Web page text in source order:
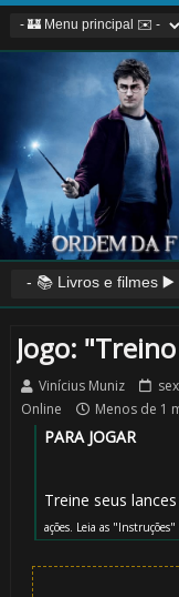
Jogo:
Vinícius Muniz
Online
Menos de 1
PARA JOGAR
Treine seus
ações. Leia as